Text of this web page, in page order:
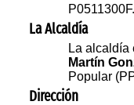
P0511300F.
La Alcaldía
La
Martín
Popular
Dirección